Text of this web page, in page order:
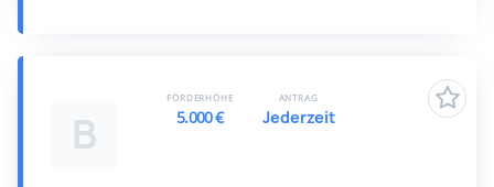
B
FÖRDERHÖHE
5.000 €
ANTRAG
Jederzeit